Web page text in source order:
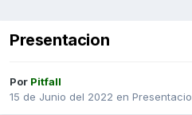
Presentacion
Por Pitfall
15 de Junio del 2022 en